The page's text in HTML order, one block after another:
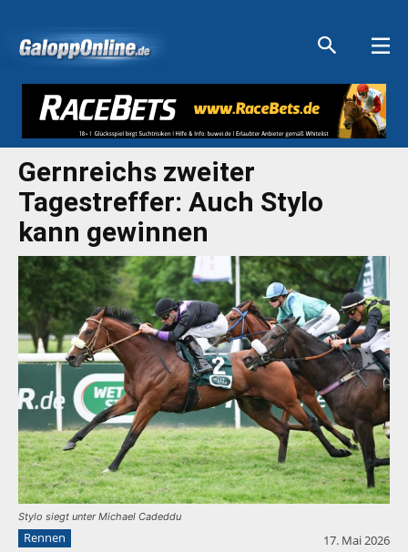
Gernreichs zweiter
Tagestreffer: Auch Stylo
kann gewinnen
Stylo siegt unter Michael Cadeddu
Rennen 17. Mai 2026